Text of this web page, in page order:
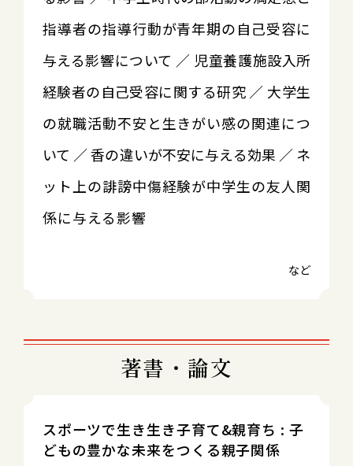
指導者の指導行動が青年期の自己受容に
与える影響について ／ 児童養護施設入所
経験者の自己受容に関する研究 ／ 大学生
の就職活動不安と生きがい感の関連につ
いて ／ 香の違いが不安に与える効果 ／ ネ
ット上の誹謗中傷経験が中学生の友人関
係に与える影響
など
著書・論文
スポーツで生き生き子育て&親育ち : 子
どもの豊かな未来をつくる親子関係